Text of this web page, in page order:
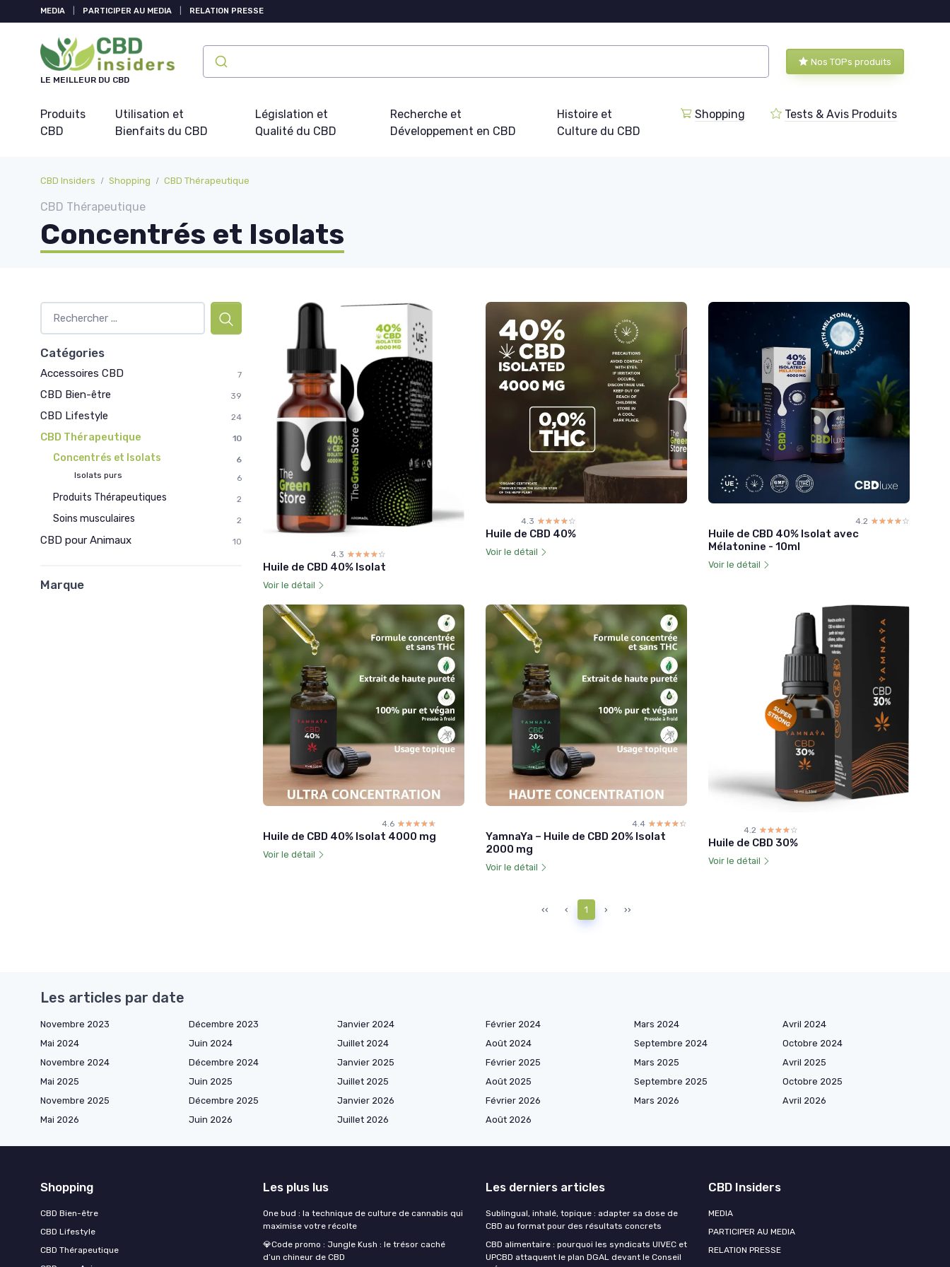
MEDIA PARTICIPER AU MEDIA RELATION PRESSE
LE MEILLEUR DU CBD
Nos TOPs produits
Produits
CBD
Utilisation et
Bienfaits du CBD
Législation et
Qualité du CBD
Recherche et
Développement en CBD
Histoire et
Culture du CBD
Shopping Tests & Avis Produits
CBD Insiders Shopping CBD Thérapeutique
CBD Thérapeutique
Concentrés et Isolats
Catégories
Accessoires CBD 7
CBD Bien-être 39
CBD Lifestyle 24
CBD Thérapeutique 10
Concentrés et Isolats
6
Isolats purs
6
Produits Thérapeutiques 2
Soins musculaires 2
CBD pour Animaux 10
Marque
4.3 ☆☆☆☆☆
★★★★★
Huile de CBD 40% Isolat
Voir le détail
4.3 ☆☆☆☆☆
★★★★★
Huile de CBD 40%
Voir le détail
4.2 ☆☆☆☆☆
★★★★★
Huile de CBD 40% Isolat avec
Mélatonine - 10ml
Voir le détail
4.6 ☆☆☆☆☆
★★★★★
Huile de CBD 40% Isolat 4000 mg
Voir le détail
4.4 ☆☆☆☆☆
★★★★★
YamnaYa – Huile de CBD 20% Isolat
2000 mg
Voir le détail
4.2 ☆☆☆☆☆
★★★★★
Huile de CBD 30%
Voir le détail
‹‹ ‹ 1 › ››
Les articles par date
Novembre 2023 Décembre 2023 Janvier 2024 Février 2024 Mars 2024
Avril 2024
Mai 2024
Juin 2024 Juillet 2024 Août 2024 Septembre 2024
Octobre 2024
Novembre 2024
Décembre 2024 Janvier 2025 Février 2025 Mars 2025
Avril 2025
Mai 2025
Juin 2025 Juillet 2025 Août 2025 Septembre 2025
Octobre 2025
Novembre 2025
Décembre 2025 Janvier 2026 Février 2026 Mars 2026
Avril 2026
Mai 2026
Juin 2026 Juillet 2026 Août 2026
Shopping
CBD Bien-être
CBD Lifestyle
CBD Thérapeutique
Les plus lus
One bud : la technique de culture de cannabis qui
maximise votre récolte
💎Code promo : Jungle Kush : le trésor caché
d’un chineur de CBD
Les derniers articles
Sublingual, inhalé, topique : adapter sa dose de
CBD au format pour des résultats concrets
CBD alimentaire : pourquoi les syndicats UIVEC et
UPCBD attaquent le plan DGAL devant le Conseil
CBD Insiders
MEDIA
PARTICIPER AU MEDIA
RELATION PRESSE
Panneau de gestion des cookies